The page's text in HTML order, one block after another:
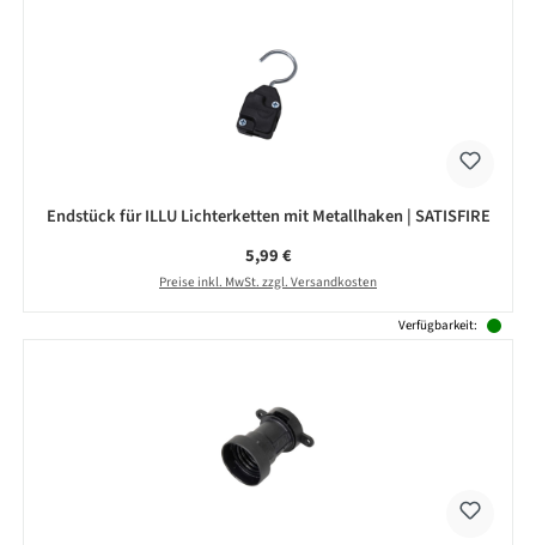
Endstück für ILLU Lichterketten mit Metallhaken | SATISFIRE
Regulärer Preis:
5,99 €
Preise inkl. MwSt. zzgl. Versandkosten
Verfügbarkeit: